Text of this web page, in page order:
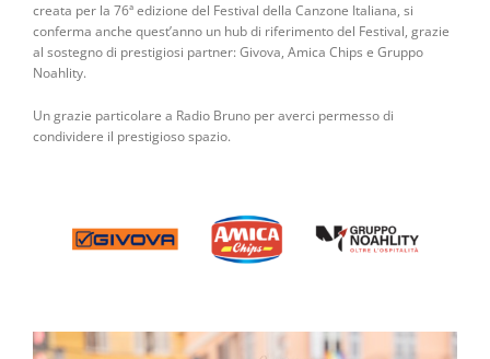
creata per la 76ª edizione del Festival della Canzone Italiana, si
conferma anche quest’anno un hub di riferimento del Festival, grazie
al sostegno di prestigiosi partner: Givova, Amica Chips e Gruppo
Noahlity.
Un grazie particolare a Radio Bruno per averci permesso di
condividere il prestigioso spazio.